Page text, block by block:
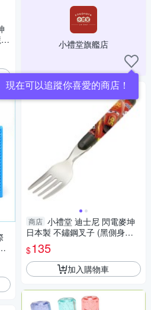
/
小禮堂旗艦店
現在可以追蹤你喜愛的商店！
商店 小禮堂 迪士尼 閃電麥坤
日本製 不鏽鋼叉子 (黑側身款)
4973307-515965
$135
加入購物車